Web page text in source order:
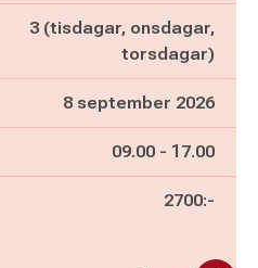
3 (tisdagar, onsdagar,
torsdagar)
8 september 2026
Pågår mellan
09.00 - och
17.00
2700:-